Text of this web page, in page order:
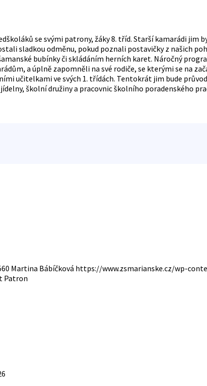
se svými patrony, žáky 8. tříd. Starší kamarádi jim
sladkou odměnu, pokud poznali postavičky z našich
bubínky či skládáním herních karet. Náročný
a úplně zapomněli na své rodiče, se kterými se na
učitelkami ve svých 1. třídách. Tentokrát jim bude
školní družiny a pracovnic školního poradenského
Martina Bábíčková https://www.zsmarianske.cz/wp-
Patron